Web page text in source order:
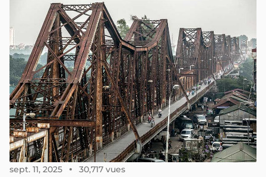
sept. 11, 2025 30,717 vues